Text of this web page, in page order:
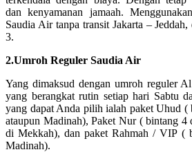
dan kenyamanan jamaah.
Saudia Air tanpa transit Jakarta –
3.
2.Umroh Reguler Saudia Air
Yang dimaksud dengan umroh reguler
yang berangkat rutin setiap hari Sabtu
yang dapat Anda pilih ialah paket Uhud
ataupun Madinah), Paket Nur ( bintang
di Mekkah), dan paket Rahmah / VIP (
Madinah).